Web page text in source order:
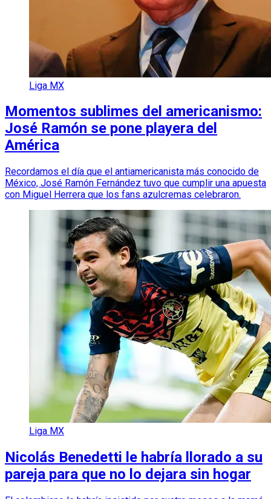
Liga MX
Momentos sublimes del americanismo:
José Ramón se pone playera del
América
Recordamos el día que el antiamericanista más conocido de
México, José Ramón Fernández tuvo que cumplir una apuesta
con Miguel Herrera que los fans azulcremas celebraron.
Liga MX
Nicolás Benedetti le habría llorado a su
pareja para que no lo dejara sin hogar